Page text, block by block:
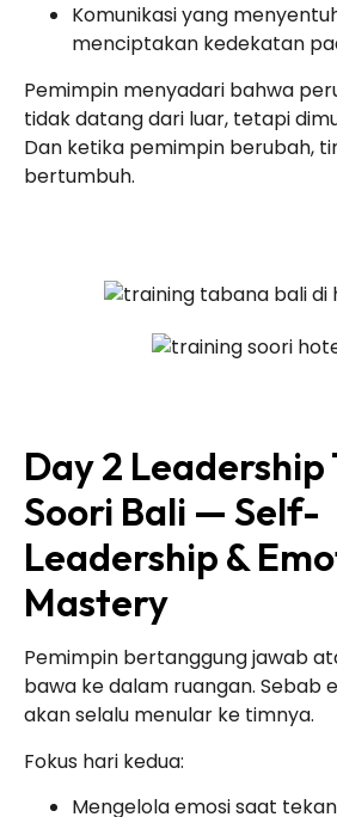
Komunikasi yang
menciptakan kedekatan
Pemimpin menyadari bahwa
tidak datang dari luar, tetapi
Dan ketika pemimpin berubah,
bertumbuh.
Day 2 Leadership
Soori Bali — Self-
Leadership &
Mastery
Pemimpin bertanggung jawab
bawa ke dalam ruangan. Sebab
akan selalu menular ke timnya.
Fokus hari kedua:
Mengelola emosi saat